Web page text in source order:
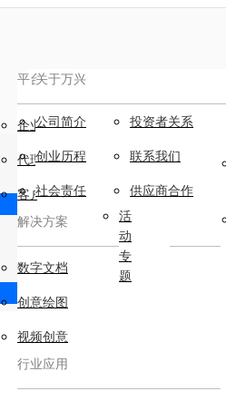
AIGC数字创意
视频创意
万兴剧厂
AI驱动的一站式精品影视内容创作平
台
AI赋能，你也是剪辑大师
万兴天幕
一句话生成视频/图片/音乐
让照片动起来
平台服务
企业用户
代理商
客户案例
解决方案
数字文档
创意绘图
视频创意
行业应用
新
动
活
动
专
题
关于万兴
公司简介
创业历程
社会责任
投资者关系
联系我们
供应商合作